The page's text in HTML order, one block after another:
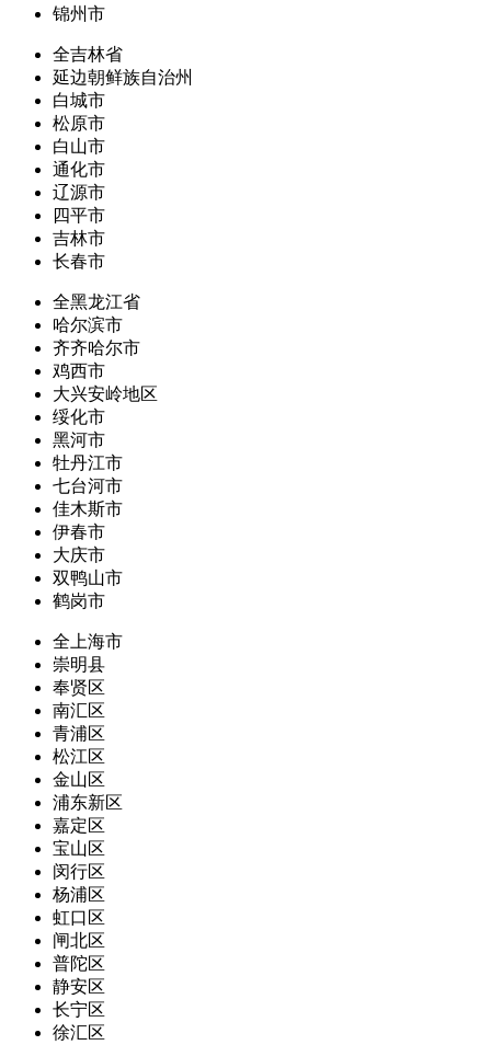
锦州市
全吉林省
延边朝鲜族自治州
白城市
松原市
白山市
通化市
辽源市
四平市
吉林市
长春市
全黑龙江省
哈尔滨市
齐齐哈尔市
鸡西市
大兴安岭地区
绥化市
黑河市
牡丹江市
七台河市
佳木斯市
伊春市
大庆市
双鸭山市
鹤岗市
全上海市
崇明县
奉贤区
南汇区
青浦区
松江区
金山区
浦东新区
嘉定区
宝山区
闵行区
杨浦区
虹口区
闸北区
普陀区
静安区
长宁区
徐汇区